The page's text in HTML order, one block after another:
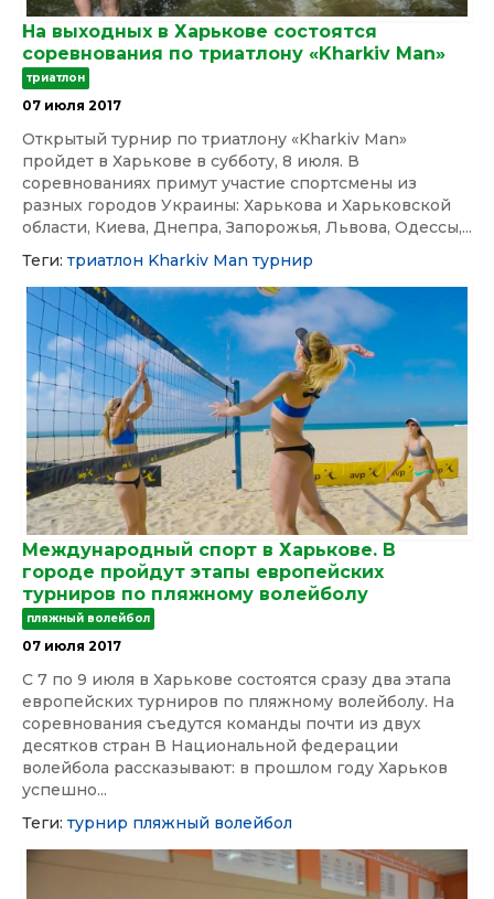
На выходных в Харькове состоятся
соревнования по триатлону «Kharkiv Man»
триатлон
07 июля 2017
Открытый турнир по триатлону «Kharkiv Man»
пройдет в Харькове в субботу, 8 июля. В
соревнованиях примут участие спортсмены из
разных городов Украины: Харькова и Харьковской
области, Киева, Днепра, Запорожья, Львова, Одессы,...
Теги: триатлон Kharkiv Man турнир
Международный спорт в Харькове. В
городе пройдут этапы европейских
турниров по пляжному волейболу
пляжный волейбол
07 июля 2017
С 7 по 9 июля в Харькове состоятся сразу два этапа
европейских турниров по пляжному волейболу. На
соревнования съедутся команды почти из двух
десятков стран В Национальной федерации
волейбола рассказывают: в прошлом году Харьков
успешно...
Теги: турнир пляжный волейбол